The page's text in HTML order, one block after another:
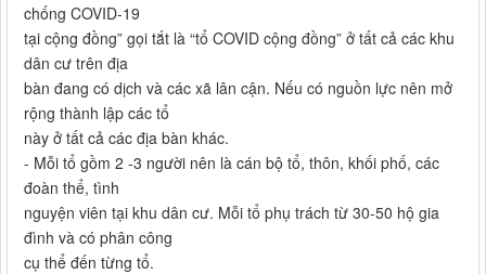
chống COVID-19
tại cộng đồng” gọi tắt là “tổ COVID cộng đồng” ở tất cả các khu
dân cư trên địa
bàn đang có dịch và các xã lân cận. Nếu có nguồn lực nên mở
rộng thành lập các tổ
này ở tất cả các địa bàn khác.
- Mỗi tổ gồm 2 -3 người nên là cán bộ tổ, thôn, khối phố, các
đoàn thể, tình
nguyện viên tại khu dân cư. Mỗi tổ phụ trách từ 30-50 hộ gia
đình và có phân công
cụ thể đến từng tổ.